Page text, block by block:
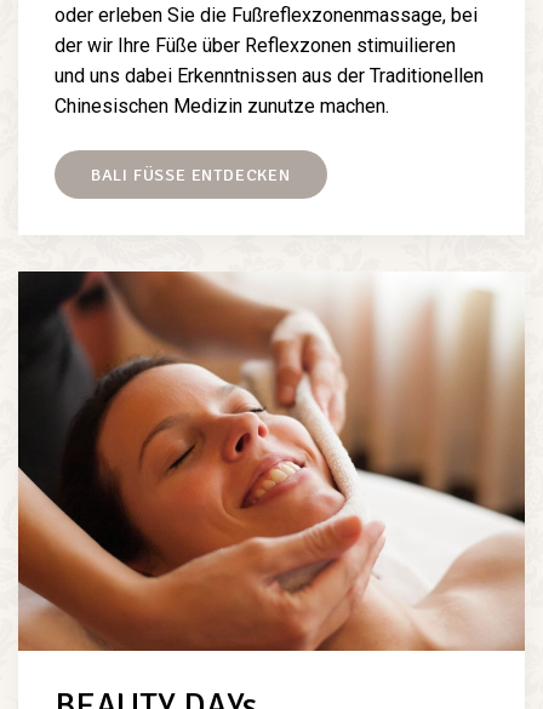
oder erleben Sie die Fußreflexzonenmassage, bei
der wir Ihre Füße über Reflexzonen stimuilieren
und uns dabei Erkenntnissen aus der Traditionellen
Chinesischen Medizin zunutze machen.
BALI FÜSSE ENTDECKEN